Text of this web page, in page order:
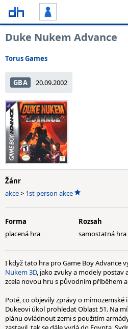
Duke Nukem Advance
Torus Games
GBA 20.09.2002
Žánr
akce> 1st person akce
Forma
placená hra
Rozsah
samostatná hra
I když tato hra pro Game Boy Advance
Nukem 3D, jako zvuky a modely postav
zcela novou hru s původním příběhem a
Poté, co objevily zprávy o mimozemské
Dukeovi úkol prohledat Oblast 51. Na
plánu ovládnout zemi s použitím